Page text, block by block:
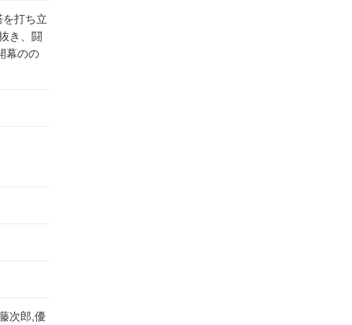
打ち立
き、闘
幕のの
次郎,優